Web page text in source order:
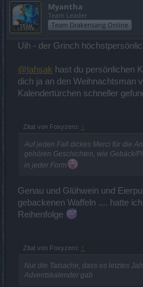
Myantha
Team Leader
Team Drakensang Online
Uih - der Grinch
@Iahsak hast du persönlichen
dich ja an den Weihnachtsman
Kalendertürchen schneller
Zitat von Foxyzero: ↑
Auf jeden Fall dickes Merci für die
gehören Geschichten, wie Gebäck/
in jeder Form
Genau und Glühwein und
gebackenen Waffeln .... hatte
Reihenfolge
Zitat von Foxyzero: ↑
Nur die Tatsache, dass es letztes
Adventskalender gab